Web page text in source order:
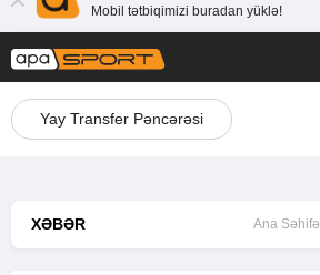
Mobil tətbiqimizi buradan yüklə!
Yay Transfer Pəncərəsi
XƏBƏR Ana Səhifə